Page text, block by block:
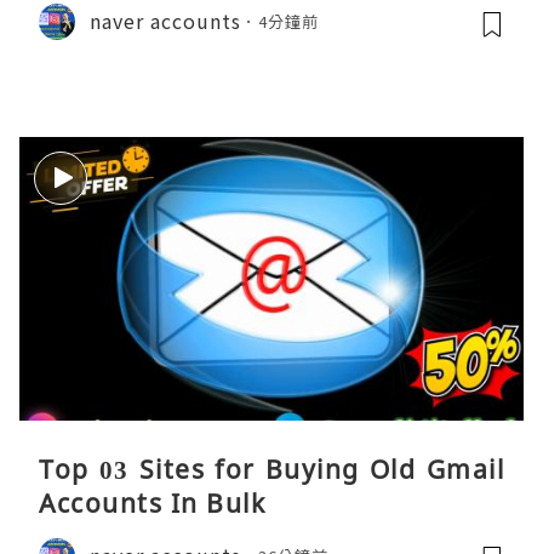
naver accounts 4分鐘前
Top 03 Sites for Buying Old Gmail
Accounts In Bulk